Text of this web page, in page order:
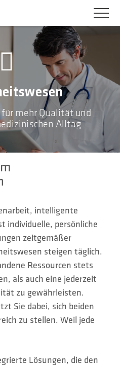
mehr Qualität und
Alltag
intelligente
individuelle, persönliche
zeitgemäßer
steigen täglich.
Ressourcen stets
als auch eine jederzeit
zu gewährleisten.
Sie dabei, sich beiden
zu stellen. Weil jede
Lösungen, die den